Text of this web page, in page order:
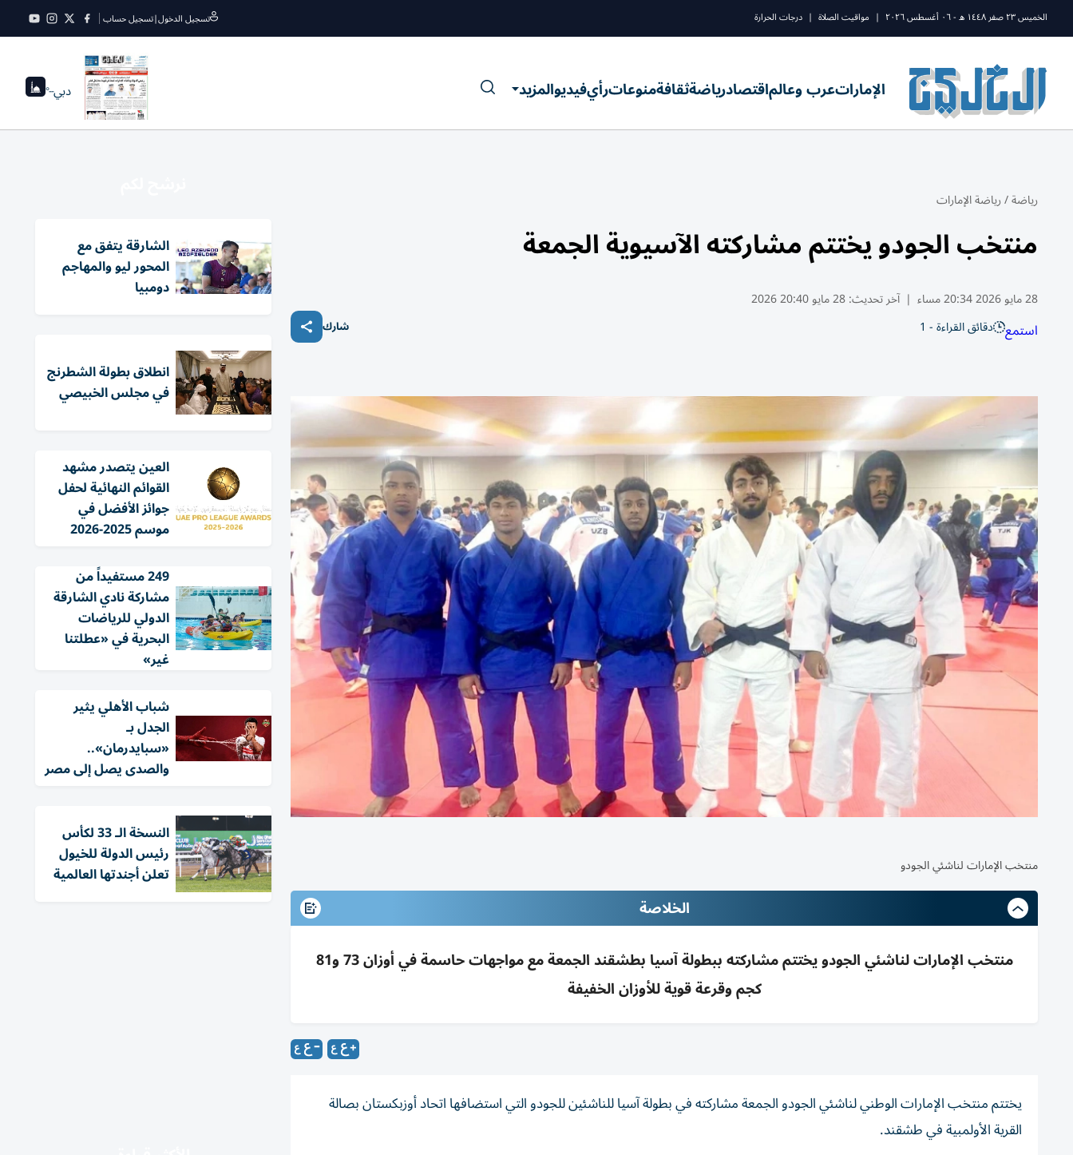
الخميس ٢٣ صفر ١٤٤٨ ه - ٠٦ أغسطس ٢٠٢٦ | مواقيت الصلاة | درجات الحرارة تسجيل الدخول|تسجيل حساب
الإماراتعرب وعالماقتصادرياضةثقافةمنوعاترأيفيديوالمزيد دبي--°
رياضة/رياضة الإمارات
منتخب الجودو يختتم مشاركته الآسيوية الجمعة
28 مايو 2026 20:34 مساء | آخر تحديث:28 مايو 20:40 2026
استمع دقائق القراءة - 1 شارك
منتخب الإمارات لناشئي الجودو
الخلاصة
منتخب الإمارات لناشئي الجودو يختتم مشاركته ببطولة آسيا بطشقند الجمعة مع مواجهات حاسمة في أوزان 73 و81
كجم وقرعة قوية للأوزان الخفيفة
يختتم منتخب الإمارات الوطني لناشئي الجودو الجمعة مشاركته في بطولة آسيا للناشئين للجودو التي استضافها اتحاد أوزبكستان بصالة
القرية الأولمبية في طشقند.
الشارقة يتفق مع
المحور ليو والمهاجم
دومبيا
انطلاق بطولة الشطرنج
في مجلس الخبيصي
العين يتصدر مشهد
القوائم النهائية لحفل
جوائز الأفضل في
موسم 2025-2026
249 مستفيداً من
مشاركة نادي الشارقة
الدولي للرياضات
البحرية في «عطلتنا
غير»
شباب الأهلي يثير
الجدل بـ
«سبايدرمان»..
والصدى يصل إلى مصر
النسخة الـ 33 لكأس
رئيس الدولة للخيول
تعلن أجندتها العالمية